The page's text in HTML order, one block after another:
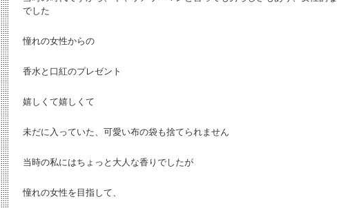
でした
憧れの女性からの
香水と口紅のプレゼント
嬉しくて嬉しくて
未だに入っていた、可愛い布の袋も捨てられません
当時の私にはちょっと大人な香りでしたが
憧れの女性を目指して、